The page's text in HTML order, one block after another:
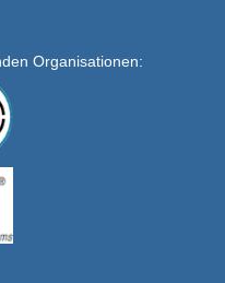
Organisationen: